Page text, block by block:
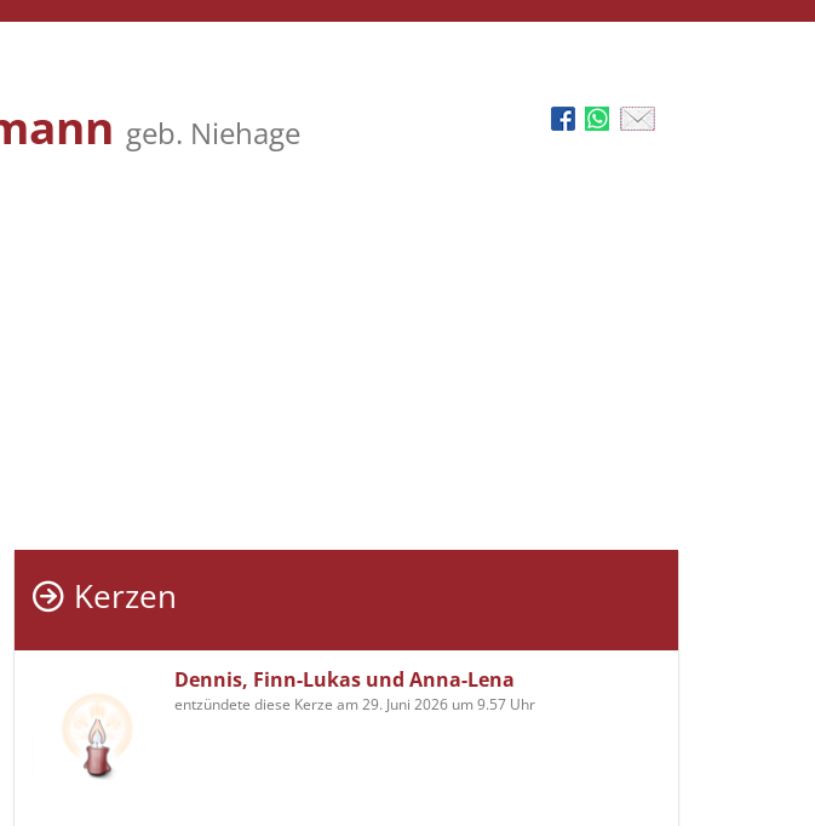
geb. Niehage
Kerzen
Dennis, Finn-Lukas und Anna-Lena
entzündete diese Kerze am 29. Juni 2026 um 9.57 Uhr